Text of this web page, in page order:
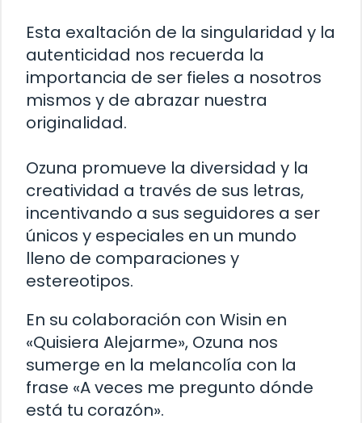
Esta exaltación de la singularidad y la
autenticidad nos recuerda la
importancia de ser fieles a nosotros
mismos y de abrazar nuestra
originalidad.
Ozuna promueve la diversidad y la
creatividad a través de sus letras,
incentivando a sus seguidores a ser
únicos y especiales en un mundo
lleno de comparaciones y
estereotipos.
En su colaboración con Wisin en
«Quisiera Alejarme», Ozuna nos
sumerge en la melancolía con la
frase «A veces me pregunto dónde
está tu corazón».